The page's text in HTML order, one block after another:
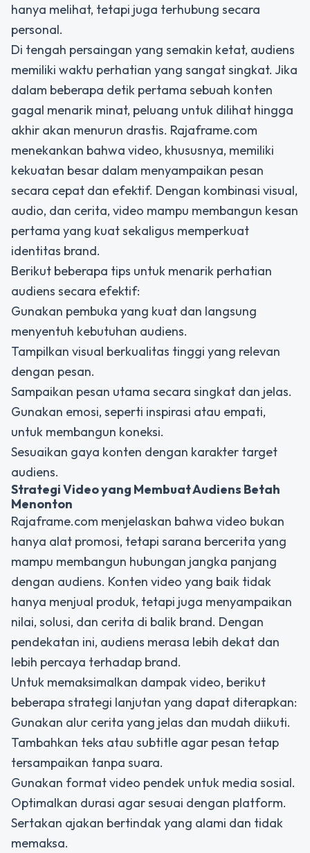
hanya melihat, tetapi juga terhubung secara
personal.
Di tengah persaingan yang semakin ketat, audiens
memiliki waktu perhatian yang sangat singkat. Jika
dalam beberapa detik pertama sebuah konten
gagal menarik minat, peluang untuk dilihat hingga
akhir akan menurun drastis. Rajaframe.com
menekankan bahwa video, khususnya, memiliki
kekuatan besar dalam menyampaikan pesan
secara cepat dan efektif. Dengan kombinasi visual,
audio, dan cerita, video mampu membangun kesan
pertama yang kuat sekaligus memperkuat
identitas brand.
Berikut beberapa tips untuk menarik perhatian
audiens secara efektif:
Gunakan pembuka yang kuat dan langsung
menyentuh kebutuhan audiens.
Tampilkan visual berkualitas tinggi yang relevan
dengan pesan.
Sampaikan pesan utama secara singkat dan jelas.
Gunakan emosi, seperti inspirasi atau empati,
untuk membangun koneksi.
Sesuaikan gaya konten dengan karakter target
audiens.
Strategi Video yang Membuat Audiens Betah
Menonton
Rajaframe.com menjelaskan bahwa video bukan
hanya alat promosi, tetapi sarana bercerita yang
mampu membangun hubungan jangka panjang
dengan audiens. Konten video yang baik tidak
hanya menjual produk, tetapi juga menyampaikan
nilai, solusi, dan cerita di balik brand. Dengan
pendekatan ini, audiens merasa lebih dekat dan
lebih percaya terhadap brand.
Untuk memaksimalkan dampak video, berikut
beberapa strategi lanjutan yang dapat diterapkan:
Gunakan alur cerita yang jelas dan mudah diikuti.
Tambahkan teks atau subtitle agar pesan tetap
tersampaikan tanpa suara.
Gunakan format video pendek untuk media sosial.
Optimalkan durasi agar sesuai dengan platform.
Sertakan ajakan bertindak yang alami dan tidak
memaksa.